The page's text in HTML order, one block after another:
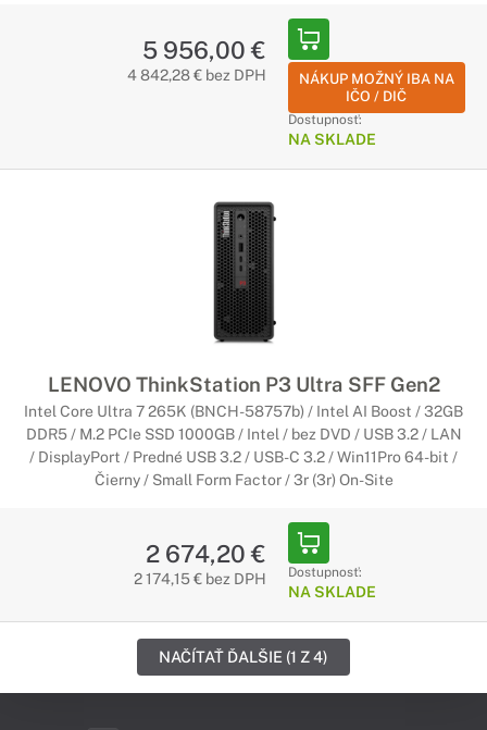
5 956,00 €
4 842,28 € bez DPH
NÁKUP MOŽNÝ IBA NA
IČO / DIČ
Dostupnosť:
NA SKLADE
LENOVO ThinkStation P3 Ultra SFF Gen2
Intel Core Ultra 7 265K (BNCH-58757b) / Intel AI Boost / 32GB
DDR5 / M.2 PCIe SSD 1000GB / Intel / bez DVD / USB 3.2 / LAN
/ DisplayPort / Predné USB 3.2 / USB-C 3.2 / Win11Pro 64-bit /
Čierny / Small Form Factor / 3r (3r) On-Site
2 674,20 €
2 174,15 € bez DPH Dostupnosť:
NA SKLADE
NAČÍTAŤ ĎALŠIE (1 Z 4)